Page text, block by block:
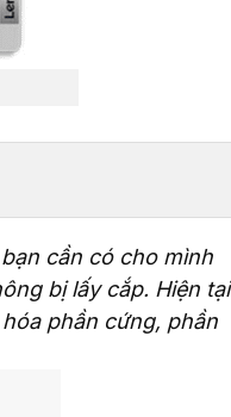
cần có cho mình
bị lấy cắp. Hiện tại
phần cứng, phần